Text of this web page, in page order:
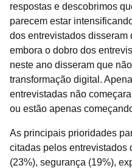
respostas e descobrimos
parecem estar
dos entrevistados disseram
embora o dobro dos
neste ano disseram que
transformação digital.
entrevistadas não
ou estão apenas
As principais prioridades
citadas pelos entrevistados
(23%), segurança (19%),